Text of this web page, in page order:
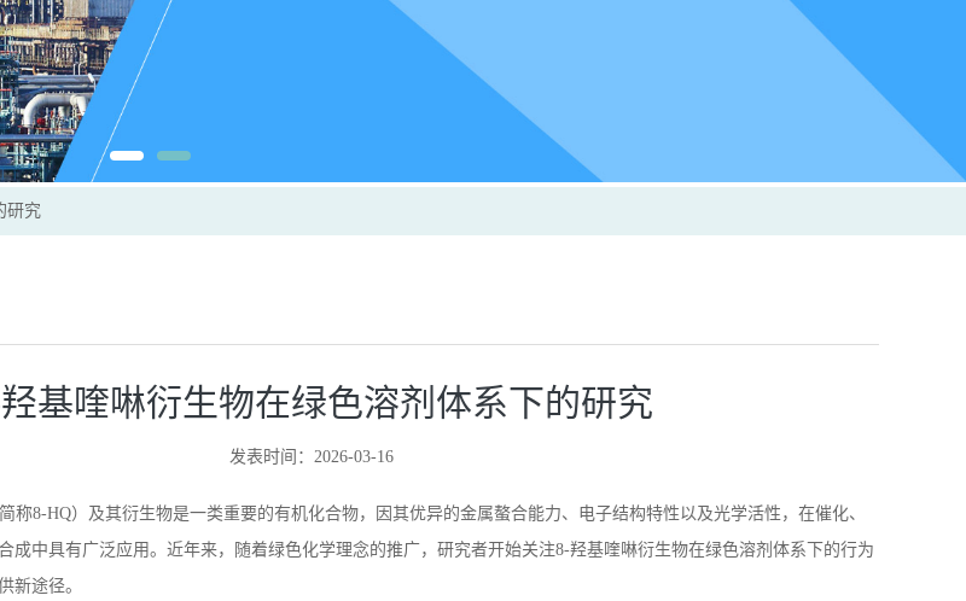
研究
基喹啉衍生物在绿色溶剂体系下的研究
发表时间：2026-03-16
称8-HQ）及其衍生物是一类重要的有机化合物，因其优异的金属螯合能力、电子结构特性以及光学活性，在催化、
成中具有广泛应用。近年来，随着绿色化学理念的推广，研究者开始关注8-羟基喹啉衍生物在绿色溶剂体系下的行为
新途径。